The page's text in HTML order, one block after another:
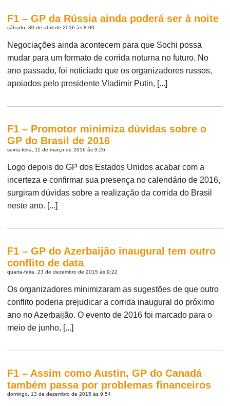
F1 – GP da Rússia ainda poderá ser à noite
sábado, 30 de abril de 2016 às 8:00
Negociações ainda acontecem para que Sochi possa
mudar para um formato de corrida noturna no futuro. No
ano passado, foi noticiado que os organizadores russos,
apoiados pelo presidente Vladimir Putin, [...]
F1 – Promotor minimiza dúvidas sobre o
GP do Brasil de 2016
sexta-feira, 11 de março de 2016 às 9:26
Logo depois do GP dos Estados Unidos acabar com a
incerteza e confirmar sua presença no calendário de 2016,
surgiram dúvidas sobre a realização da corrida do Brasil
neste ano. [...]
F1 – GP do Azerbaijão inaugural tem outro
conflito de data
quarta-feira, 23 de dezembro de 2015 às 9:22
Os organizadores minimizaram as sugestões de que outro
conflito poderia prejudicar a corrida inaugural do próximo
ano no Azerbaijão. O evento de 2016 foi marcado para o
meio de junho, [...]
F1 – Assim como Austin, GP do Canadá
também passa por problemas financeiros
domingo, 13 de dezembro de 2015 às 9:54